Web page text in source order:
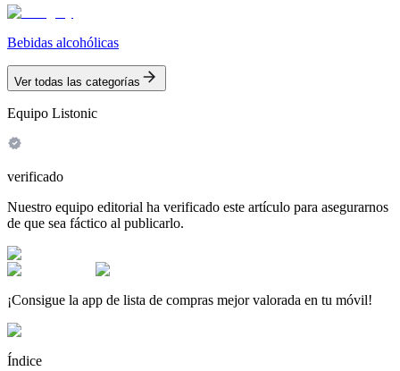
Bebidas alcohólicas
Ver todas las categorías
Equipo Listonic
verificado
Nuestro equipo editorial ha verificado este artículo para asegurarnos
de que sea fáctico al publicarlo.
¡Consigue la app de lista de compras mejor valorada en tu móvil!
Índice